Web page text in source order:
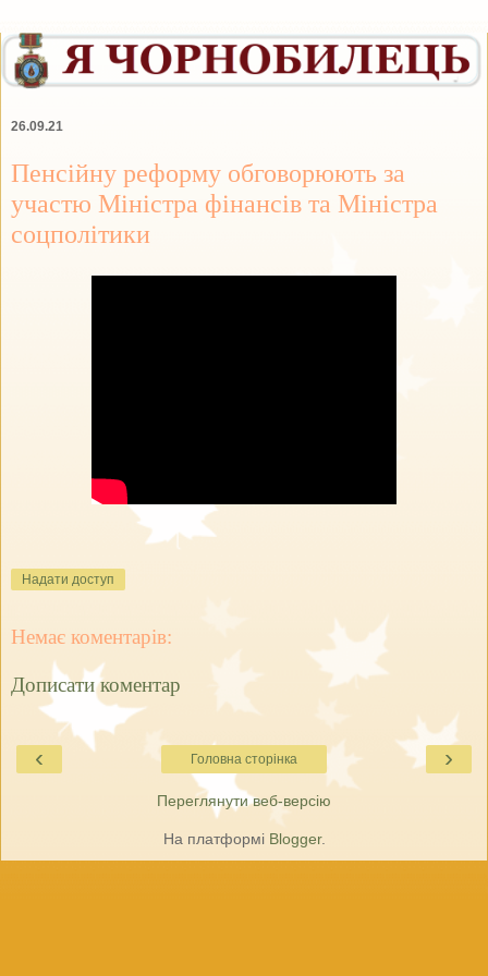
26.09.21
Пенсійну реформу обговорюють за
участю Міністра фінансів та Міністра
соцполітики
Надати доступ
Немає коментарів:
Дописати коментар
‹ ›
Головна сторінка
Переглянути веб-версію
На платформі Blogger.